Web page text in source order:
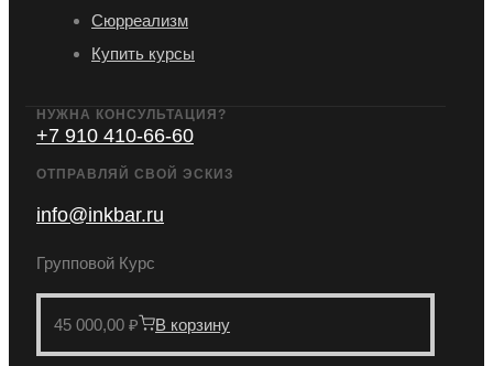
Сюрреализм
Купить курсы
НУЖНА КОНСУЛЬТАЦИЯ?
+7 910 410-66-60
ОТПРАВЛЯЙ СВОЙ ЭСКИЗ
info@inkbar.ru
Групповой Курс
45 000,00 ₽ В корзину